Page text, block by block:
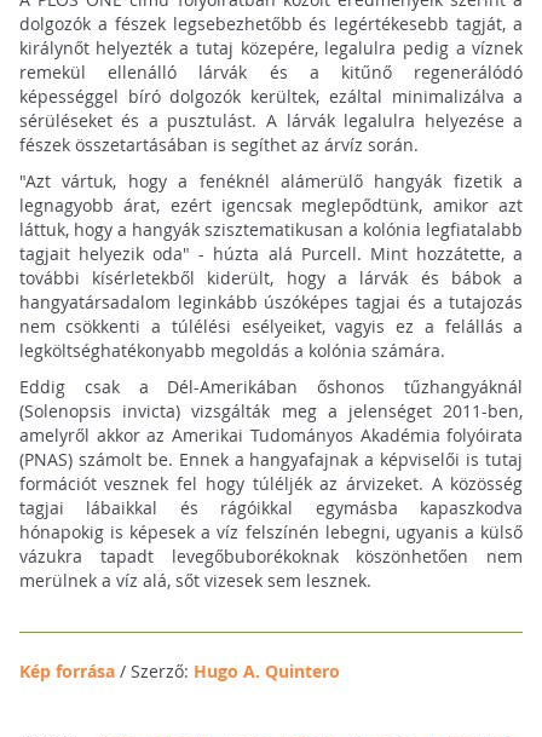
dolgozók a fészek legsebezhetőbb és legértékesebb tagját, a
királynőt helyezték a tutaj közepére, legalulra pedig a víznek
remekül ellenálló lárvák és a kitűnő regenerálódó
képességgel bíró dolgozók kerültek, ezáltal minimalizálva a
sérüléseket és a pusztulást. A lárvák legalulra helyezése a
fészek összetartásában is segíthet az árvíz során.
"Azt vártuk, hogy a fenéknél alámerülő hangyák fizetik a
legnagyobb árat, ezért igencsak meglepődtünk, amikor azt
láttuk, hogy a hangyák szisztematikusan a kolónia legfiatalabb
tagjait helyezik oda" - húzta alá Purcell. Mint hozzátette, a
további kísérletekből kiderült, hogy a lárvák és bábok a
hangyatársadalom leginkább úszóképes tagjai és a tutajozás
nem csökkenti a túlélési esélyeiket, vagyis ez a felállás a
legköltséghatékonyabb megoldás a kolónia számára.
Eddig csak a Dél-Amerikában őshonos tűzhangyáknál
(Solenopsis invicta) vizsgálták meg a jelenséget 2011-ben,
amelyről akkor az Amerikai Tudományos Akadémia folyóirata
(PNAS) számolt be. Ennek a hangyafajnak a képviselői is tutaj
formációt vesznek fel hogy túléljék az árvizeket. A közösség
tagjai lábaikkal és rágóikkal egymásba kapaszkodva
hónapokig is képesek a víz felszínén lebegni, ugyanis a külső
vázukra tapadt levegőbuborékoknak köszönhetően nem
merülnek a víz alá, sőt vizesek sem lesznek.
Kép forrása/ Szerző: Hugo A. Quintero